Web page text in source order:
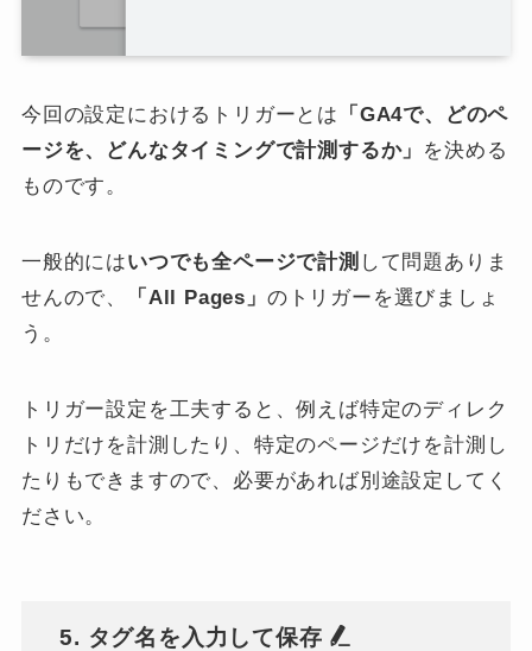
今回の設定におけるトリガーとは
「GA4で、どのペ
ージを、どんなタイミングで計測するか」 を決める
ものです。
一般的にはいつでも全ページで計測 して問題ありま
せんので、
「All Pages」 のトリガーを選びましょ
う。
トリガー設定を工夫すると、例えば特定のディレク
トリだけを計測したり、特定のページだけを計測し
たりもできますので、必要があれば別途設定してく
ださい。
5. タグ名を入力して保存